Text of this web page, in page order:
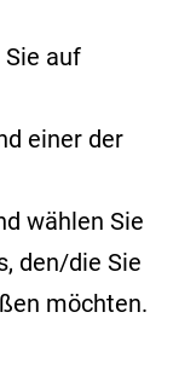
auf
einer der
wählen Sie
den/die Sie
möchten.